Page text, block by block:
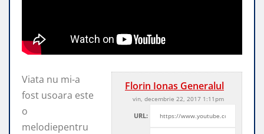
Florin Ionas Generalul
vin, decembrie 22, 2017 1:11pm
URL:
Viata nu mi-a
fost usoara este
o
melodiepentru